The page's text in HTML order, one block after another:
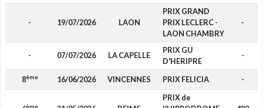
- 19/07/2026 LAON
PRIX GRAND
PRIX LECLERC -
LAON CHAMBRY
-
- 07/07/2026 LA CAPELLE
PRIX GU
D'HERIPRE
-
8ème 16/06/2026 VINCENNES PRIX FELICIA -
ème
PRIX de